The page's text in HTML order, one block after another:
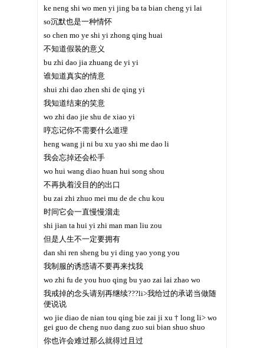
ke neng shi wo men yi jing ba ta bian cheng yi lai
so沉默也是一种情怀
so chen mo ye shi yi zhong qing huai
不知道假装的意义
bu zhi dao jia zhuang de yi yi
谁知道真实的情意
shui zhi dao zhen shi de qing yi
我知道结束的笑意
wo zhi dao jie shu de xiao yi
哼忘记你不需要什么道理
heng wang ji ni bu xu yao shi me dao li
我会忘掉还会松手
wo hui wang diao huan hui song shou
不再执着没目的的出口
bu zai zhi zhuo mei mu de de chu kou
时间它会一直慢慢溜走
shi jian ta hui yi zhi man man liu zou
但是人生不一定要拥有
dan shi ren sheng bu yi ding yao yong you
我制服的诱惑请不要再来找我
wo zhi fu de you huo qing bu yao zai lai zhao wo
我戒掉的念头请别再继续???li>我给过的承诺当做随
便说说
wo jie diao de nian tou qing bie zai ji xu † long li> wo
gei guo de cheng nuo dang zuo sui bian shuo shuo
你也许会难过那么就得过且过